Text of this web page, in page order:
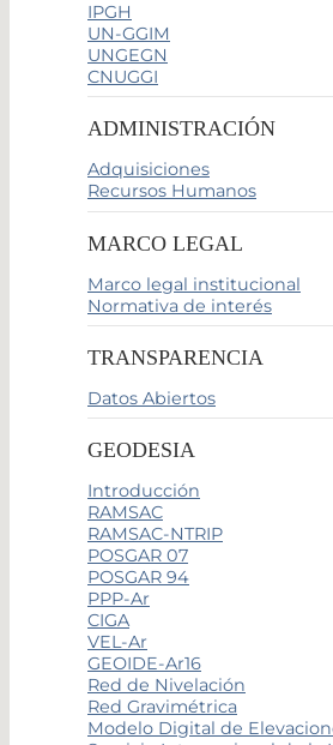
IPGH
UN-GGIM
UNGEGN
CNUGGI
ADMINISTRACIÓN
Adquisiciones
Recursos Humanos
MARCO LEGAL
Marco legal institucional
Normativa de interés
TRANSPARENCIA
Datos Abiertos
GEODESIA
Introducción
RAMSAC
RAMSAC-NTRIP
POSGAR 07
POSGAR 94
PPP-Ar
CIGA
VEL-Ar
GEOIDE-Ar16
Red de Nivelación
Red Gravimétrica
Modelo Digital de